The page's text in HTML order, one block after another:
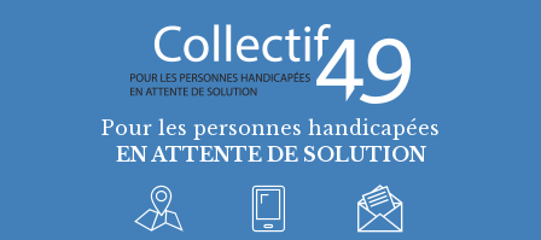
Pour les personnes handicapées
EN ATTENTE DE SOLUTION